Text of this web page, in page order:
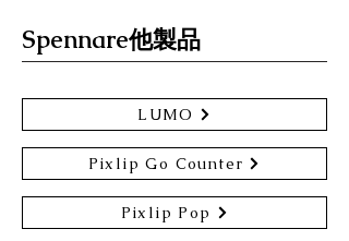
Spennare他製品
LUMO
Pixlip Go Counter
Pixlip Pop